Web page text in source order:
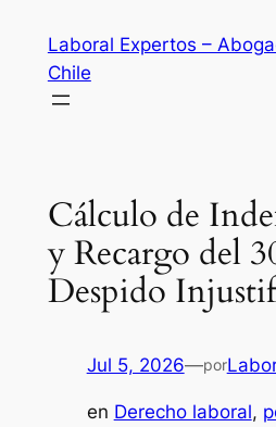
contenido
Laboral Expertos –
Chile
Cálculo de
y Recargo del
Despido
Jul 5, 2026—por
en Derecho laboral,